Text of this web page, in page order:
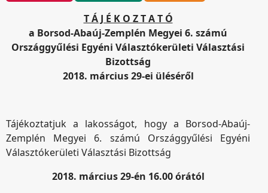
T Á J É K O Z T A T Ó
a Borsod-Abaúj-Zemplén Megyei 6. számú
Országgyűlési Egyéni Választókerületi Választási
Bizottság
2018. március 29-ei üléséről
Tájékoztatjuk a lakosságot, hogy a Borsod-Abaúj-
Zemplén Megyei 6. számú Országgyűlési Egyéni
Választókerületi Választási Bizottság
2018. március 29-én 16.00 órától